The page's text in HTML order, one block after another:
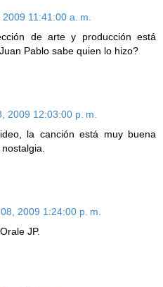
11:41:00 a. m.
de arte y producción está
Pablo sabe quien lo hizo?
2009 12:03:00 p. m.
la canción está muy buena
2009 1:24:00 p. m.
JP.